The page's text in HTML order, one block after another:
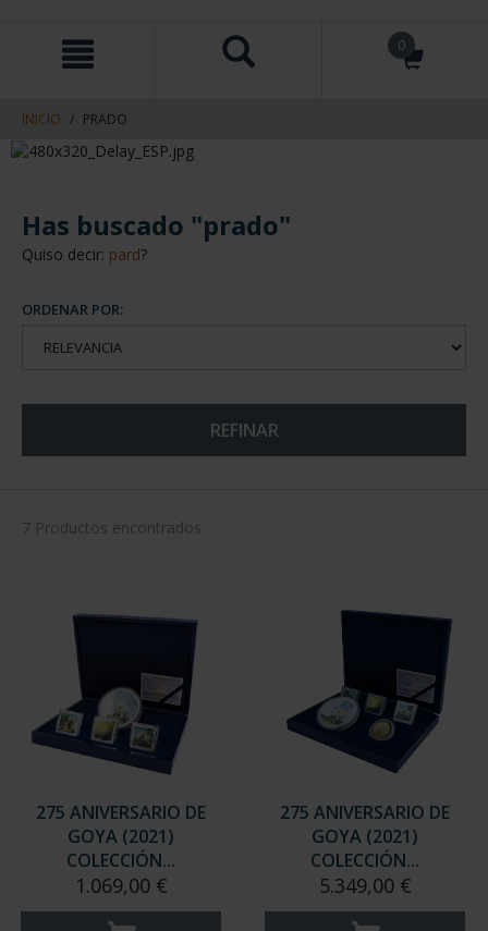
contenido
navegacin
0
INICIO PRADO
Has buscado "prado"
Quiso decir: pard?
ORDENAR POR:
REFINAR
7 Productos encontrados
275 ANIVERSARIO DE
GOYA (2021)
COLECCIÓN...
1.069,00 €
275 ANIVERSARIO DE
GOYA (2021)
COLECCIÓN...
5.349,00 €